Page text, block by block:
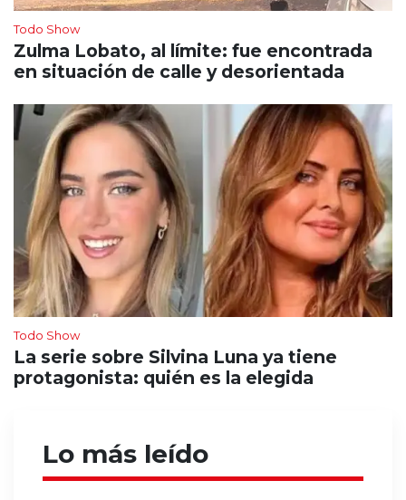
Todo Show
Zulma Lobato, al límite: fue encontrada
en situación de calle y desorientada
Todo Show
La serie sobre Silvina Luna ya tiene
protagonista: quién es la elegida
Lo más leído